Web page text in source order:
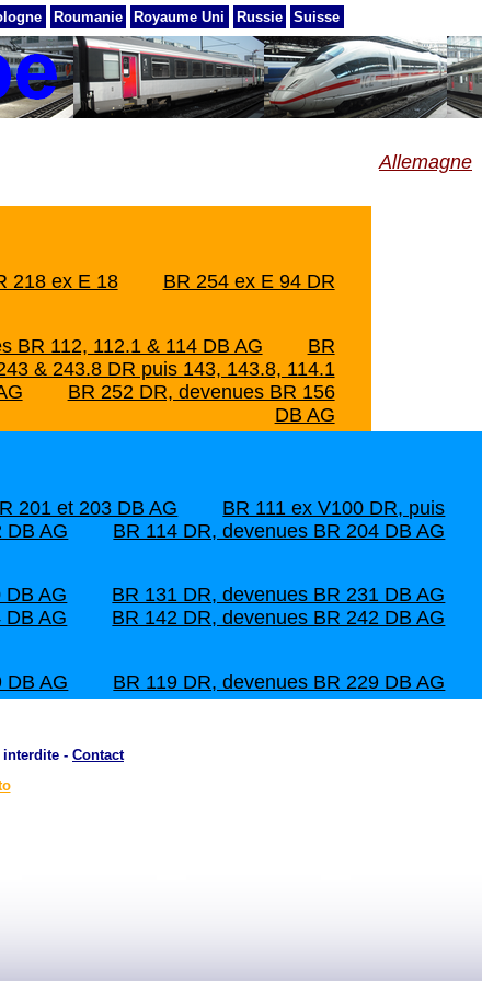
Roumanie Royaume Uni Russie Suisse
Allemagne
218 ex E 18 BR 254 ex E 94 DR
BR 112, 112.1 & 114 DB AG
BR
& 243.8 DR puis 143, 143.8, 114.1
BR 252 DR, devenues BR 156
DB AG
201 et 203 DB AG
BR 111 ex V100 DR, puis
DB AG BR 114 DR, devenues BR 204 DB AG
DB AG
BR 131 DR, devenues BR 231 DB AG
DB AG
BR 142 DR, devenues BR 242 DB AG
DB AG BR 119 DR, devenues BR 229 DB AG
- Contact